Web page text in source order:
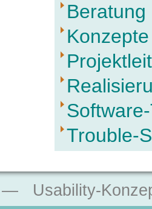
Konzepte
Trouble-
Usability-